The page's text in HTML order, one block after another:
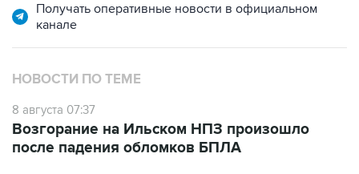
Получать оперативные новости в официальном
канале
НОВОСТИ ПО ТЕМЕ
8 августа 07:37
Возгорание на Ильском НПЗ произошло
после падения обломков БПЛА